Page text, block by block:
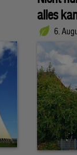
alles
6.